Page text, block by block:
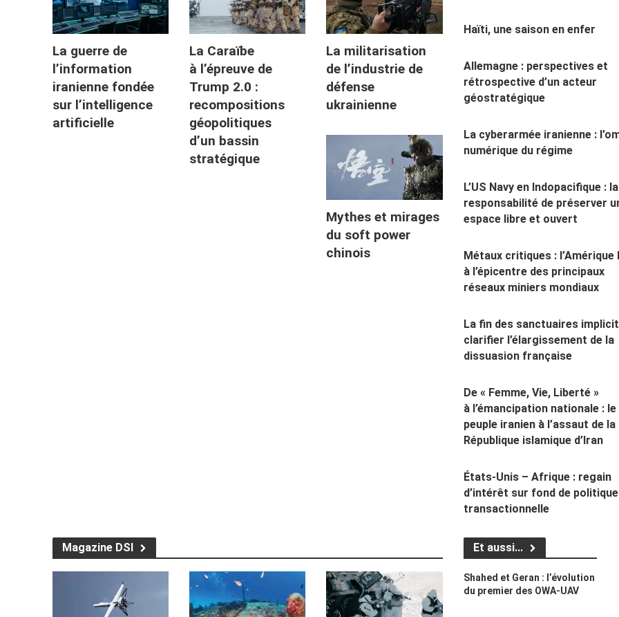
La guerre de
l’information
iranienne fondée
sur l’intelligence
artificielle
La Caraïbe
à l’épreuve de
Trump 2.0 :
recompositions
géopolitiques
d’un bassin
stratégique
La militarisation
de l’industrie de
défense
ukrainienne
Mythes et mirages
du soft power
chinois
Haïti, une saison en enfer
Allemagne : perspectives et
rétrospective d’un acteur
géostratégique
La cyberarmée iranienne :
numérique du régime
L’US Navy en Indopacifique : la
responsabilité de préserver
espace libre et ouvert
Métaux critiques : l’Amérique
à l’épicentre des principaux
réseaux miniers mondiaux
La fin des sanctuaires
clarifier l’élargissement de la
dissuasion française
De « Femme, Vie, Liberté »
à l’émancipation nationale : le
peuple iranien à l’assaut de la
République islamique d’Iran
États-Unis – Afrique : regain
d’intérêt sur fond de politique
transactionnelle
Magazine DSI Et aussi...
Shahed et Geran : l’évolution
du premier des OWA-UAV